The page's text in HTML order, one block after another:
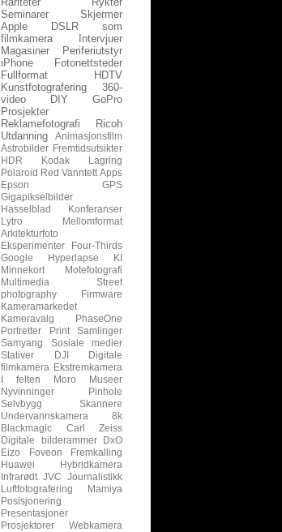
Seminarer
Skjermer
Apple
DSLR som
filmkamera
Intervjuer
Magasiner
Periferiutstyr
iPhone
Fotonettsteder
Fullformat
HDTV
Kunstfotografering
360-
video
DIY
GoPro
Prosjekter
Reklamefotografi
Ricoh
Utdanning
Animasjonsfilm
Astrobilder Fremtidsutsikter
HDR
Kodak
Lagring
Polaroid Red Vanntett Apps
Epson
GPS
Gigapikselbilder
Hasselblad
Konferanser
Lytro
Mellomformat
Arkitekturfoto
Eksperimenter
Four-Thirds
Google
Hyperlapse
KI
Minnekort
Motefotografi
Multimedia
Street
photography
Firmware
Kameramarkedet
Kameravalg
PhaseOne
Portretter
Print
Samlinger
Samyang
Sosiale medier
Stativer
DJI
Digitale
filmkamera Ekstremkamera
I felten
Moro
Museer
Nyvinninger
Pinhole
Selvbygg
Skannere
Undervannskamera
8k
Blackmagic
Carl Zeiss
Digitale bilderammer
DxO
Eizo
Foveon
Fremkalling
Huawei
Hybridkamera
Infrarødt JVC
Journalistikk
Luftfotografering
Mamiya
Posisjonering
Presentasjoner
Prosjektorer
Webkamera